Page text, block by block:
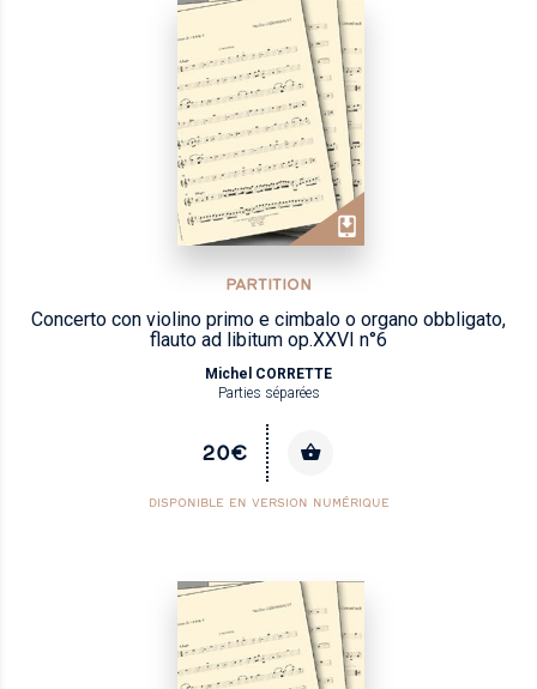
PARTITION
Concerto con violino primo e cimbalo o organo obbligato,
flauto ad libitum op.XXVI n°6
Michel CORRETTE
Parties séparées
20€
DISPONIBLE EN VERSION NUMÉRIQUE